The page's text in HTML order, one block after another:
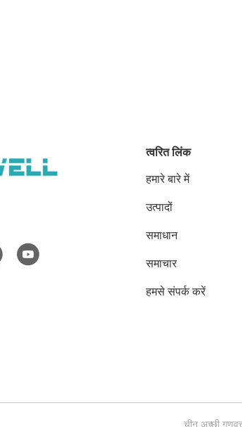
त्वरित लिंक
हमारे बारे में
उत्पादों
समाधान
समाचार
हमसे संपर्क करें
चीन अच्छी